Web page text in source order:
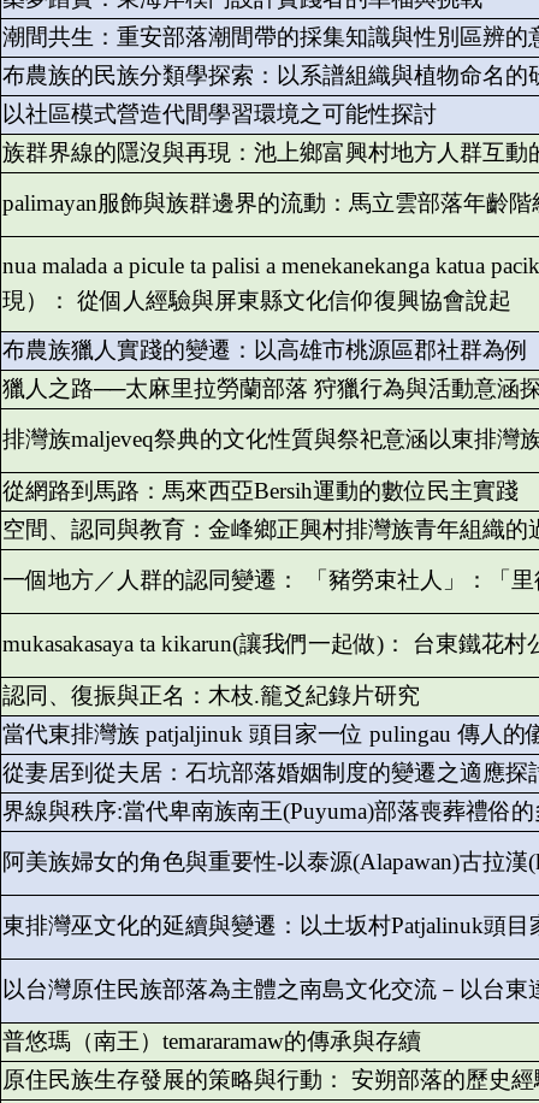
潮間共生：重安部落潮間帶的採集知識與性別區辨的
布農族的民族分類學探索：以系譜組織與植物命名的
以社區模式營造代間學習環境之可能性探討
族群界線的隱沒與再現：池上鄉富興村地方人群互動
palimayan服飾與族群邊界的流動：馬立雲部落年齡
nua malada a picule ta palisi a menekanekanga katua
現）： 從個人經驗與屏東縣文化信仰復興協會說起
布農族獵人實踐的變遷：以高雄市桃源區郡社群為例
獵人之路──太麻里拉勞蘭部落 狩獵行為與活動意涵
排灣族maljeveq祭典的文化性質與祭祀意涵以東排灣
從網路到馬路：馬來西亞Bersih運動的數位民主實踐
空間、認同與教育：金峰鄉正興村排灣族青年組織的
一個地方／人群的認同變遷： 「豬勞束社人」：「
mukasakasaya ta kikarun(讓我們一起做)： 台東鐵花
認同、復振與正名：木枝.籠爻紀錄片研究
當代東排灣族 patjaljinuk 頭目家一位 pulingau 傳人的
從妻居到從夫居：石坑部落婚姻制度的變遷之適應探
界線與秩序:當代卑南族南王(Puyuma)部落喪葬禮俗
阿美族婦女的角色與重要性-以泰源(Alapawan)古拉漢
東排灣巫文化的延續與變遷：以土坂村Patjalinuk頭目
以台灣原住民族部落為主體之南島文化交流－以台東
普悠瑪（南王）temararamaw的傳承與存續
原住民族生存發展的策略與行動： 安朔部落的歷史